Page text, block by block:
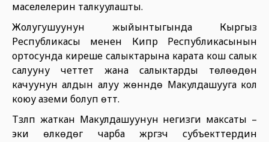
маселелерин талкуулашты.
Жолугушуунун жыйынтыгында Кыргыз
Республикасы менен Кипр Республикасынын
ортосунда киреше салыктарына карата кош салык
салууну четтетүү жана салыктарды төлөөдөн
качуунун алдын алуу жөнүндө Макулдашууга кол
коюу аземи болуп өттү.
Түзүлүп жаткан Макулдашуунун негизги максаты –
эки өлкөдөгү чарба жүргүзүүчү субъекттердин